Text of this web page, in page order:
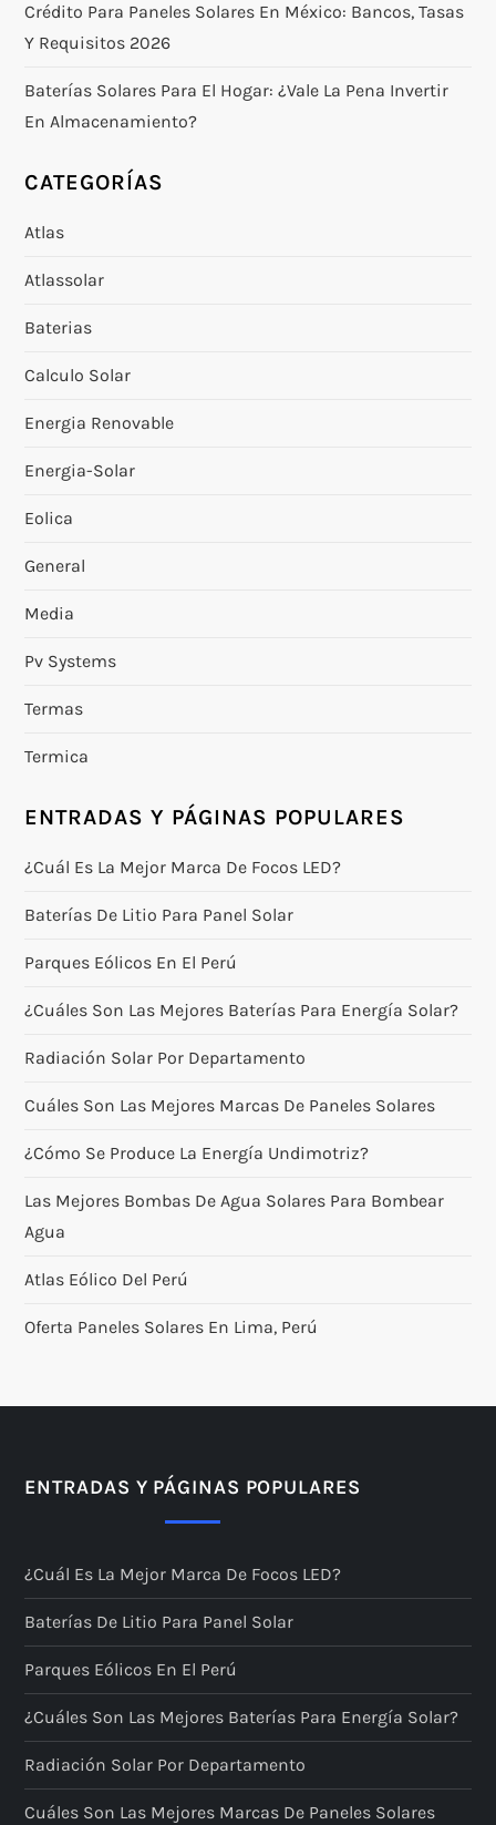
Crédito Para Paneles Solares En México: Bancos, Tasas
Y Requisitos 2026
Baterías Solares Para El Hogar: ¿vale La Pena Invertir
En Almacenamiento?
CATEGORÍAS
Atlas
Atlassolar
Baterias
Calculo Solar
Energia Renovable
Energia-Solar
Eolica
General
Media
Pv Systems
Termas
Termica
ENTRADAS Y PÁGINAS POPULARES
¿Cuál Es La Mejor Marca De Focos LED?
Baterías De Litio Para Panel Solar
Parques Eólicos En El Perú
¿Cuáles Son Las Mejores Baterías Para Energía Solar?
Radiación Solar Por Departamento
Cuáles Son Las Mejores Marcas De Paneles Solares
¿Cómo Se Produce La Energía Undimotriz?
Las Mejores Bombas De Agua Solares Para Bombear
Agua
Atlas Eólico Del Perú
Oferta Paneles Solares En Lima, Perú
ENTRADAS Y PÁGINAS POPULARES
¿Cuál Es La Mejor Marca De Focos LED?
Baterías De Litio Para Panel Solar
Parques Eólicos En El Perú
¿Cuáles Son Las Mejores Baterías Para Energía Solar?
Radiación Solar Por Departamento
Cuáles Son Las Mejores Marcas De Paneles Solares